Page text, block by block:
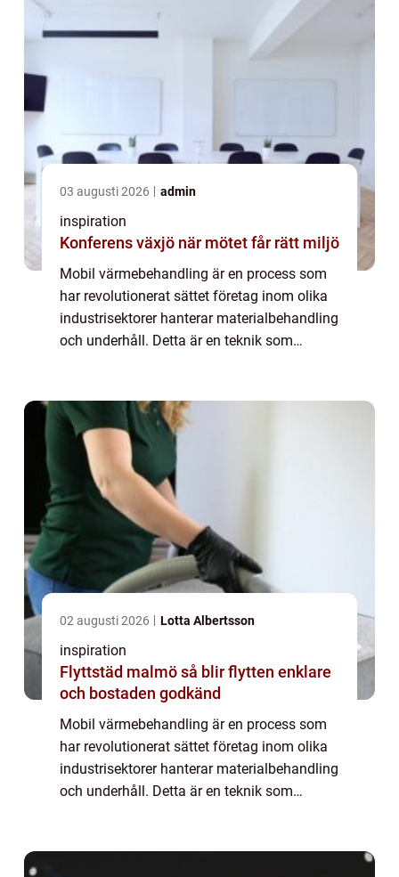
03 augusti 2026 admin
inspiration
Konferens växjö när mötet får rätt miljö
Mobil värmebehandling är en process som
har revolutionerat sättet företag inom olika
industrisektorer hanterar materialbehandling
och underhåll. Detta är en teknik som
02 augusti 2026 Lotta Albertsson
inspiration
Flyttstäd malmö så blir flytten enklare
och bostaden godkänd
Mobil värmebehandling är en process som
har revolutionerat sättet företag inom olika
industrisektorer hanterar materialbehandling
och underhåll. Detta är en teknik som